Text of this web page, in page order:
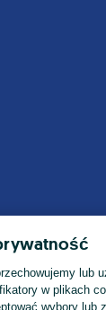
lub
w plikach
wybory lub